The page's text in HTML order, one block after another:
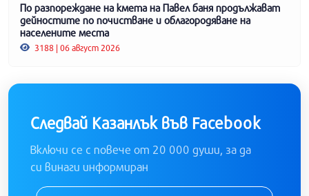
По разпореждане на кмета на Павел баня продължават
дейностите по почистване и облагородяване на
населените места
3188 | 06 август 2026
Следвай Казанлък във Facebook
Включи се с повече от 20 000 души, за да
си винаги информиран